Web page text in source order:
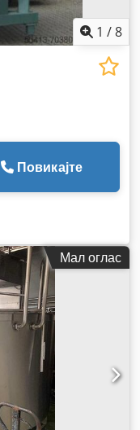
1 /8
Повикајте
Мал оглас